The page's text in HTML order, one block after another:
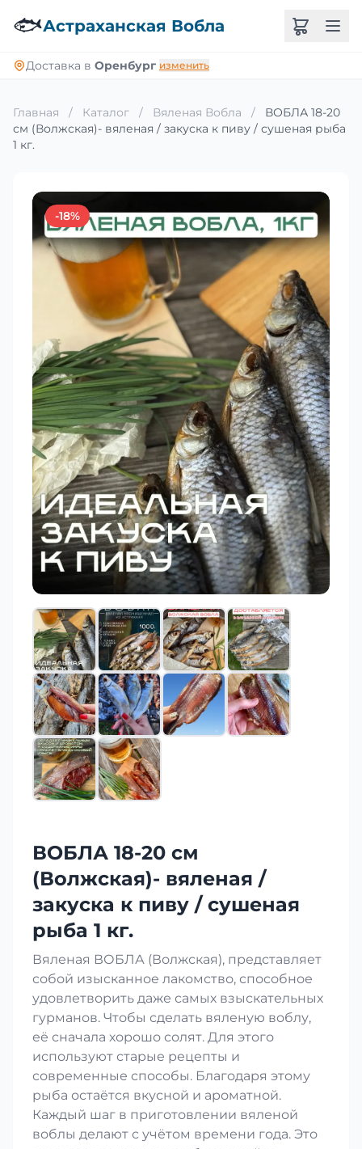
🐟Астраханская Вобла
Доставка в Оренбург изменить
Главная / Каталог / Вяленая Вобла /
ВОБЛА 18-20
см (Волжская)- вяленая / закуска к пиву / сушеная рыба
1 кг.
-18%
ВОБЛА 18-20 см
(Волжская)- вяленая /
закуска к пиву / сушеная
рыба 1 кг.
Вяленая ВОБЛА (Волжская), представляет
собой изысканное лакомство, способное
удовлетворить даже самых взыскательных
гурманов. Чтобы сделать вяленую воблу,
её сначала хорошо солят. Для этого
используют старые рецепты и
современные способы. Благодаря этому
рыба остаётся вкусной и ароматной.
Каждый шаг в приготовлении вяленой
воблы делают с учётом времени года. Это